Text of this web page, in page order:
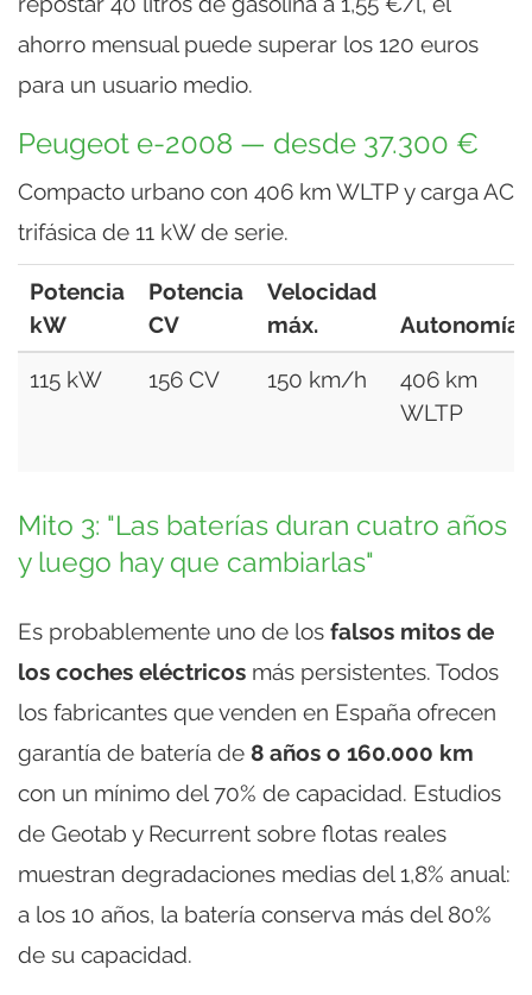
ahorro mensual puede superar los 120 euros
para un usuario medio.
Peugeot e-2008 — desde 37.300 €
Compacto urbano con 406 km WLTP y carga AC
trifásica de 11 kW de serie.
Potencia
kW
Potencia
CV
Velocidad
máx.
Autonomía
115 kW 156 CV 150 km/h
406 km
WLTP
Mito 3: "Las baterías duran cuatro años
y luego hay que cambiarlas"
Es probablemente uno de los falsos mitos de
los coches eléctricos más persistentes. Todos
los fabricantes que venden en España ofrecen
garantía de batería de 8 años o 160.000 km
con un mínimo del 70% de capacidad. Estudios
de Geotab y Recurrent sobre flotas reales
muestran degradaciones medias del 1,8% anual:
a los 10 años, la batería conserva más del 80%
de su capacidad.